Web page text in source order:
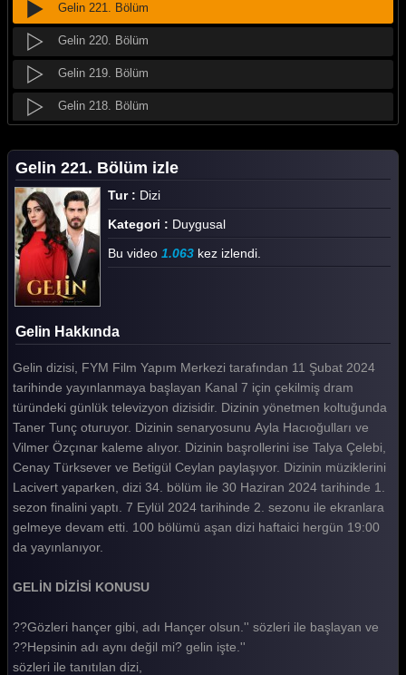
Gelin 221. Bölüm
Gelin 220. Bölüm
Gelin 219. Bölüm
Gelin 218. Bölüm
Gelin 216. Bölüm
Gelin 215. Bölüm
Gelin 214. Bölüm
Gelin 213. Bölüm
Gelin 212. Bölüm
Gelin 211. Bölüm
Gelin 210. Bölüm
Gelin 209. Bölüm
Gelin 208. Bölüm
Gelin 207. Bölüm
Gelin 206. Bölüm
Gelin 205. Bölüm
Gelin 203. Bölüm
Gelin 202. Bölüm
Gelin 201. Bölüm
Gelin 221. Bölüm izle
Tur : Dizi
Kategori : Duygusal
Bu video 1.063 kez izlendi.
Gelin Hakkında
Gelin dizisi, FYM Film Yapım Merkezi tarafından 11 Şubat 2024
tarihinde yayınlanmaya başlayan Kanal 7 için çekilmiş dram
türündeki günlük televizyon dizisidir. Dizinin yönetmen koltuğunda
Taner Tunç oturuyor. Dizinin senaryosunu Ayla Hacıoğulları ve
Vilmer Özçınar kaleme alıyor. Dizinin başrollerini ise Talya Çelebi,
Cenay Türksever ve Betigül Ceylan paylaşıyor. Dizinin müziklerini
Lacivert yaparken, dizi 34. bölüm ile 30 Haziran 2024 tarihinde 1.
sezon finalini yaptı. 7 Eylül 2024 tarihinde 2. sezonu ile ekranlara
gelmeye devam etti. 100 bölümü aşan dizi haftaici hergün 19:00
da yayınlanıyor.
GELİN DİZİSİ KONUSU
??Gözleri hançer gibi, adı Hançer olsun.'' sözleri ile başlayan ve
??Hepsinin adı aynı değil mi? gelin işte.''
sözleri ile tanıtılan dizi,